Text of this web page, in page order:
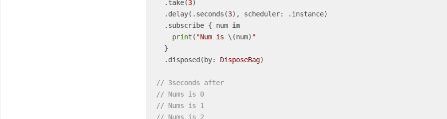
  .take(
3)
  .delay(.seconds(
3), scheduler: .instance)
  .subscribe { num
in
print ( "Num is \(num) "
  .disposed(by:
DisposeBag)
// 3seconds after
// Nums is 0
// Nums is 1
// Nums is 2